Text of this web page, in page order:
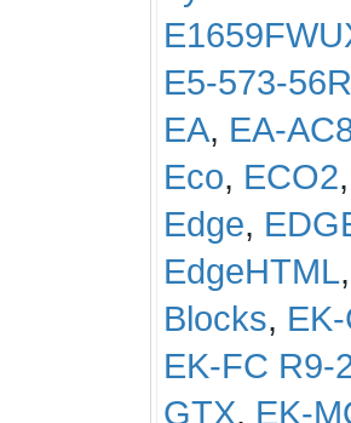
E5-573-
EA, EA-
Eco, ECO2
Edge,
EdgeHTML
Blocks,
EK-FC R9-
GTX, EK-